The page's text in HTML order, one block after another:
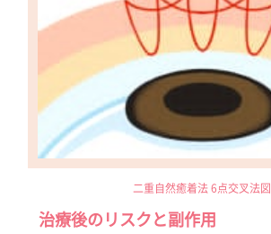
二重自然癒着法 6点交叉法図
治療後のリスクと副作用